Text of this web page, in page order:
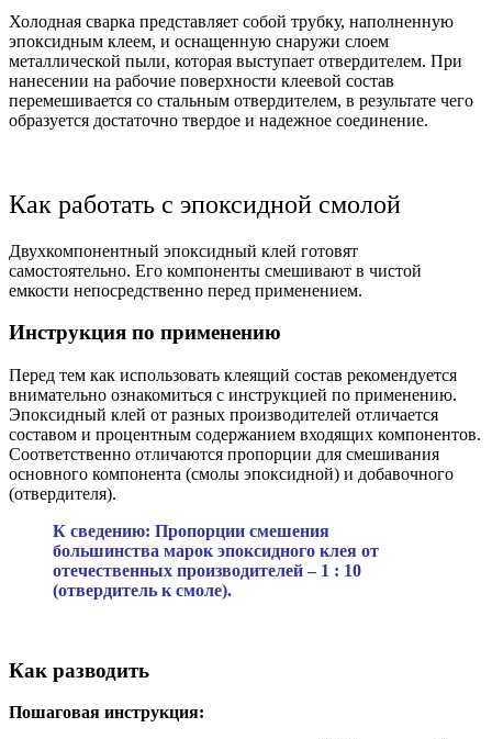
Холодная сварка представляет собой трубку, наполненную
эпоксидным клеем, и оснащенную снаружи слоем
металлической пыли, которая выступает отвердителем. При
нанесении на рабочие поверхности клеевой состав
перемешивается со стальным отвердителем, в результате чего
образуется достаточно твердое и надежное соединение.
Как работать с эпоксидной смолой
Двухкомпонентный эпоксидный клей готовят
самостоятельно. Его компоненты смешивают в чистой
емкости непосредственно перед применением.
Инструкция по применению
Перед тем как использовать клеящий состав рекомендуется
внимательно ознакомиться с инструкцией по применению.
Эпоксидный клей от разных производителей отличается
составом и процентным содержанием входящих компонентов.
Соответственно отличаются пропорции для смешивания
основного компонента (смолы эпоксидной) и добавочного
(отвердителя).
К сведению: Пропорции смешения
большинства марок эпоксидного клея от
отечественных производителей – 1 : 10
(отвердитель к смоле).
Как разводить
Пошаговая инструкция: